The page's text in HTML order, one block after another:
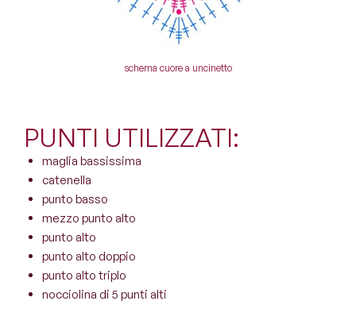
schema cuore a uncinetto
PUNTI UTILIZZATI:
maglia bassissima
catenella
punto basso
mezzo punto alto
punto alto
punto alto doppio
punto alto triplo
nocciolina di 5 punti alti